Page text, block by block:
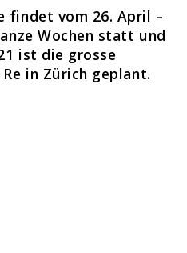
findet vom 26. April –
Wochen statt und
ist die grosse
in Zürich geplant.